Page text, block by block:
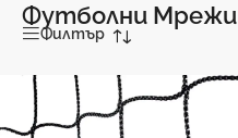
Футболни Мрежи
Филтър